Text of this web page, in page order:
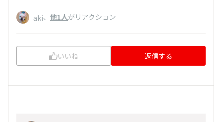
aki、 他1人がリアクション
いいね 返信する